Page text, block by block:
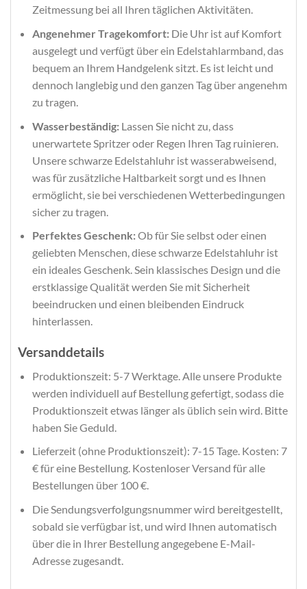
Zeitmessung bei all Ihren täglichen Aktivitäten.
Angenehmer Tragekomfort:Die Uhr ist auf Komfort
ausgelegt und verfügt über ein Edelstahlarmband, das
bequem an Ihrem Handgelenk sitzt. Es ist leicht und
dennoch langlebig und den ganzen Tag über angenehm
zu tragen.
Wasserbeständig:Lassen Sie nicht zu, dass
unerwartete Spritzer oder Regen Ihren Tag ruinieren.
Unsere schwarze Edelstahluhr ist wasserabweisend,
was für zusätzliche Haltbarkeit sorgt und es Ihnen
ermöglicht, sie bei verschiedenen Wetterbedingungen
sicher zu tragen.
Perfektes Geschenk:Ob für Sie selbst oder einen
geliebten Menschen, diese schwarze Edelstahluhr ist
ein ideales Geschenk. Sein klassisches Design und die
erstklassige Qualität werden Sie mit Sicherheit
beeindrucken und einen bleibenden Eindruck
hinterlassen.
Versanddetails
Produktionszeit: 5-7 Werktage. Alle unsere Produkte
werden individuell auf Bestellung gefertigt, sodass die
Produktionszeit etwas länger als üblich sein wird. Bitte
haben Sie Geduld.
Lieferzeit (ohne Produktionszeit): 7-15 Tage. Kosten: 7
€ für eine Bestellung. Kostenloser Versand für alle
Bestellungen über 100 €.
Die Sendungsverfolgungsnummer wird bereitgestellt,
sobald sie verfügbar ist, und wird Ihnen automatisch
über die in Ihrer Bestellung angegebene E-Mail-
Adresse zugesandt.